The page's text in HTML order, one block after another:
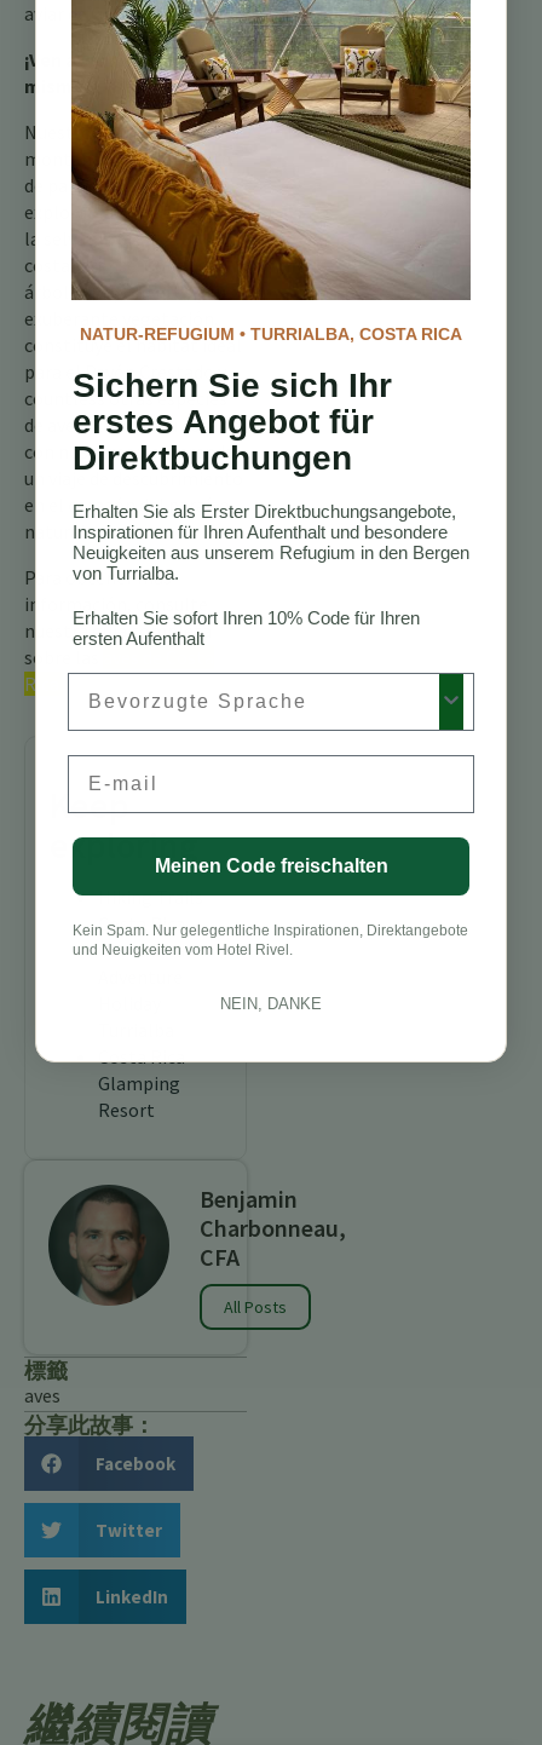
aviar de Costa Rica.
¡Ven a vivir la magia por ti
mismo!
Nuestro refugio en la
montaña ofrece el punto
de partida ideal para
explorar las maravillas de
la selva tropical
costarricense. Con sus
árboles imponentes y su
exuberante vegetación,
constituye el hábitat ideal
para el Pavón Crestado y
countless otras especies
de aves. Reserve su estadía
con nosotros y emprenda
un viaje de descubrimiento
en el corazón del paraíso
natural.
Para obtener más
información, consulte
nuestra guía completa
sobre las
Rica.
Keep
exploring
Hiking Trails
Costa Rica
Costa Rica
Costa Rica
Glamping
Resort
Benjamin
Charbonneau,
CFA
All Posts
標籤
aves
分享此故事：
Facebook
Twitter
LinkedIn
繼續閱讀
NATUR-REFUGIUM • TURRIALBA, COSTA RICA
Sichern Sie sich Ihr
erstes Angebot für
Direktbuchungen
Erhalten Sie als Erster Direktbuchungsangebote,
Inspirationen für Ihren Aufenthalt und besondere
Neuigkeiten aus unserem Refugium in den Bergen
von Turrialba.
Erhalten Sie sofort Ihren 10% Code für Ihren
ersten Aufenthalt
Meinen Code freischalten
Kein Spam. Nur gelegentliche Inspirationen, Direktangebote
und Neuigkeiten vom Hotel Rivel.
NEIN, DANKE